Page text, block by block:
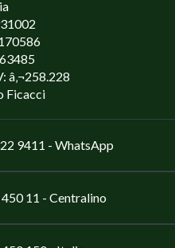
â‚¬258.228
Ficacci
9411 - WhatsApp
11 - Centralino